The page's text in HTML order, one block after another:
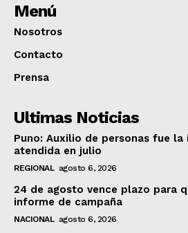
Menú
Nosotros
Contacto
Prensa
Ultimas Noticias
Puno: Auxilio de personas fue la
atendida en julio
REGIONAL agosto 6, 2026
24 de agosto vence plazo para
informe de campaña
NACIONAL agosto 6, 2026